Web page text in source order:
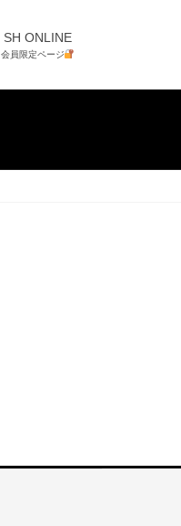
SH ONLINE
会員限定ページ